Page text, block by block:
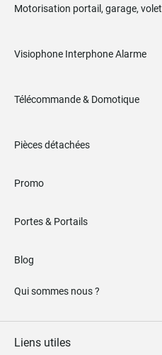
Motorisation portail, garage, volet
Visiophone Interphone Alarme
Télécommande & Domotique
Pièces détachées
Promo
Portes & Portails
Blog
Qui sommes nous ?
Liens utiles